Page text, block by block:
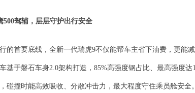
500驾辅， 层层守护出行安全
的首要底线，全新一代瑞虎9不仅能帮车主省下油费，更能
基于磐石车身2.0架构打造，85%高强度钢占比、最高强度达
碰撞时能高效吸收、分散冲击力，最大程度守住乘员舱安全。